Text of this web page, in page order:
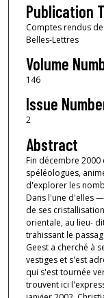
Publication
Comptes rendus
Belles-Lettres
Volume
146
Issue
2
Abstract
Fin décembre
spéléologues,
d'explorer les
Dans l'une d'elles
de ses
orientale, au lieu-
trahissant le
Geest a cherché à
vestiges et s'est
qui s'est tournée
trouvent ici